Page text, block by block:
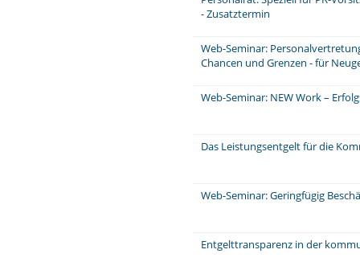
- Zusatztermin
Web-Seminar:
Chancen und Grenzen - für
Web-Seminar: NEW Work –
Das Leistungsentgelt für die
Web-Seminar: Geringfügig
Entgelttransparenz in der